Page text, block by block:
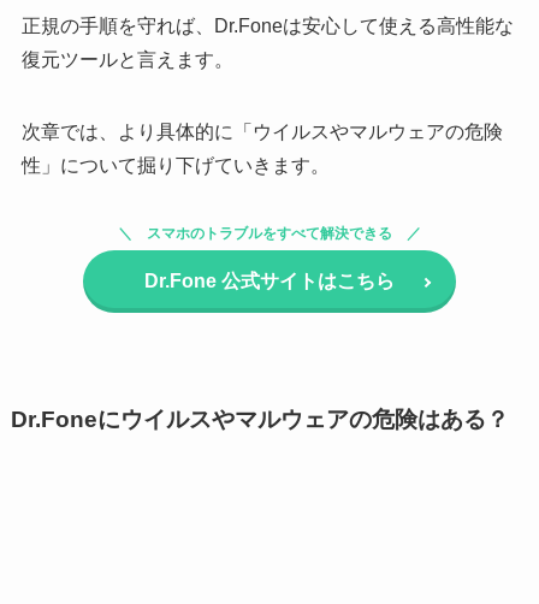
正規の手順を守れば、Dr.Foneは安心して使える高性能な
復元ツールと言えます。
次章では、より具体的に「ウイルスやマルウェアの危険
性」について掘り下げていきます。
スマホのトラブルをすべて解決できる
Dr.Fone公式サイトはこちら
Dr.Foneにウイルスやマルウェアの危険はある？